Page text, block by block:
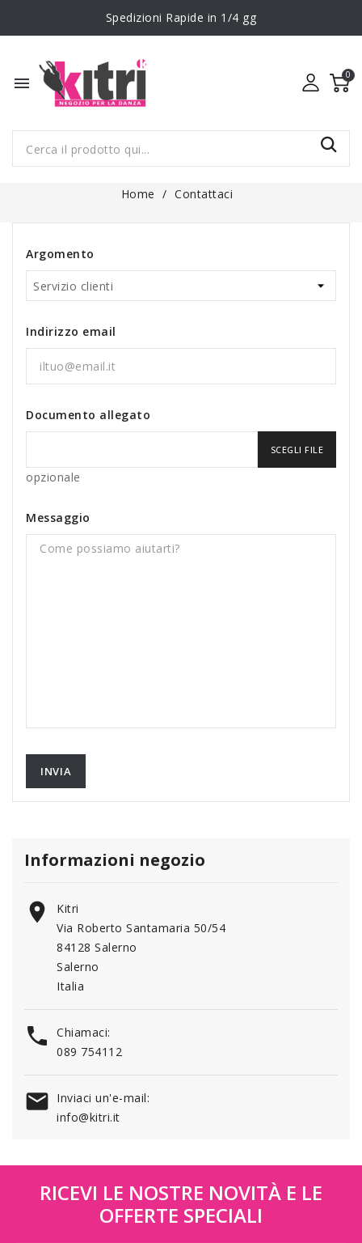
Spedizioni Rapide in 1/4 gg
menu
CONTATTACI
Home Contattaci
Argomento
Indirizzo email
Documento allegato
SCEGLI FILE
opzionale
Messaggio
Informazioni negozio

Kitri
Via Roberto Santamaria 50/54
84128 Salerno
Salerno
Italia

Chiamaci:
089 754112
 Inviaci un'e-mail:
info@kitri.it
RICEVI LE NOSTRE NOVITÀ E LE
OFFERTE SPECIALI